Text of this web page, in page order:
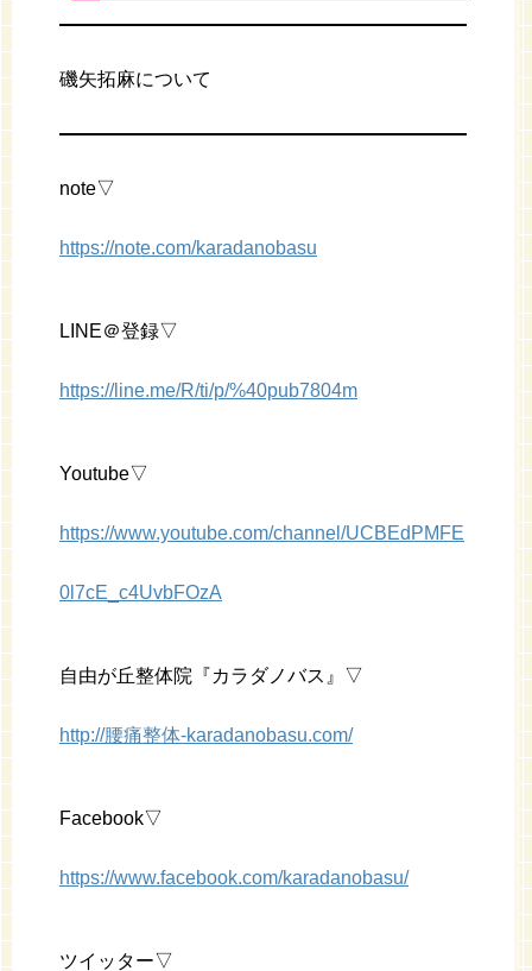
磯矢拓麻について
note▽
https://note.com/karadanobasu
LINE＠登録▽
https://line.me/R/ti/p/%40pub7804m
Youtube▽
https://www.youtube.com/channel/UCBEdPMFE
0l7cE_c4UvbFOzA
自由が丘整体院『カラダノバス』▽
http://腰痛整体-karadanobasu.com/
Facebook▽
https://www.facebook.com/karadanobasu/
ツイッター▽